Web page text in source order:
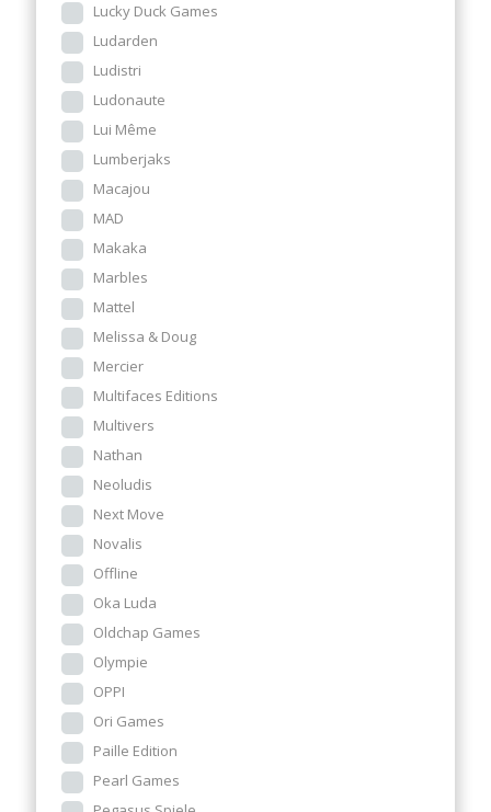
Lucky Duck Games
Ludarden
Ludistri
Ludonaute
Lui Même
Lumberjaks
Macajou
MAD
Makaka
Marbles
Mattel
Melissa & Doug
Mercier
Multifaces Editions
Multivers
Nathan
Neoludis
Next Move
Novalis
Offline
Oka Luda
Oldchap Games
Olympie
OPPI
Ori Games
Paille Edition
Pearl Games